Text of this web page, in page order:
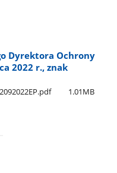
Dyrektora Ochrony
2022 r., znak
1.01MB